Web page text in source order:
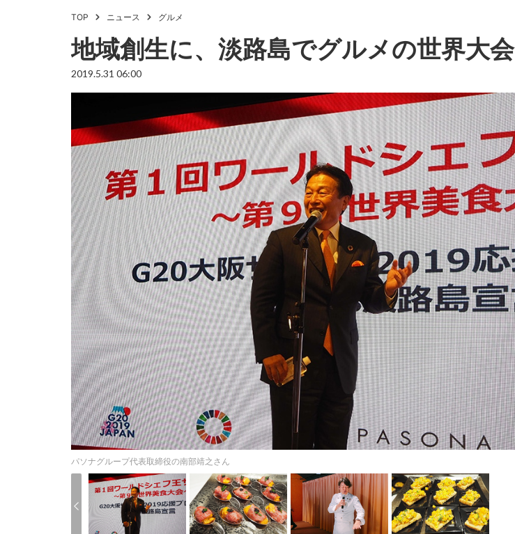
TOP ニュース グルメ
地域創生に、淡路島でグルメの世界大会
2019.5.31 06:00
パソナグループ代表取締役の南部靖之さん